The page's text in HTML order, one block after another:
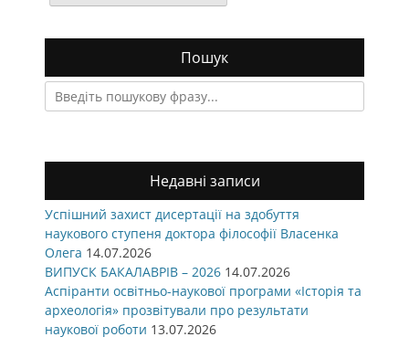
Пошук
Search
for:
Недавні записи
Успішний захист дисертації на здобуття
наукового ступеня доктора філософії Власенка
Олега 14.07.2026
ВИПУСК БАКАЛАВРІВ – 2026 14.07.2026
Аспіранти освітньо-наукової програми «Історія та
археологія» прозвітували про результати
наукової роботи 13.07.2026